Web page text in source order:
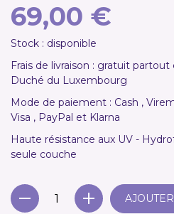
69,00 €
Stock : disponible
Frais de livraison : gratuit
Duché du Luxembourg
Mode de paiement : Cash ,
Visa , PayPal et Klarna
Haute résistance aux UV -
seule couche